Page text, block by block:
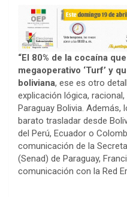
“El 80% de la cocaína
megaoperativo ‘Turf’ y
boliviana, ese es otro
explicación lógica,
Paraguay Bolivia.
barato trasladar desde
del Perú, Ecuador o
comunicación de la
(Senad) de Paraguay,
comunicación con la Red